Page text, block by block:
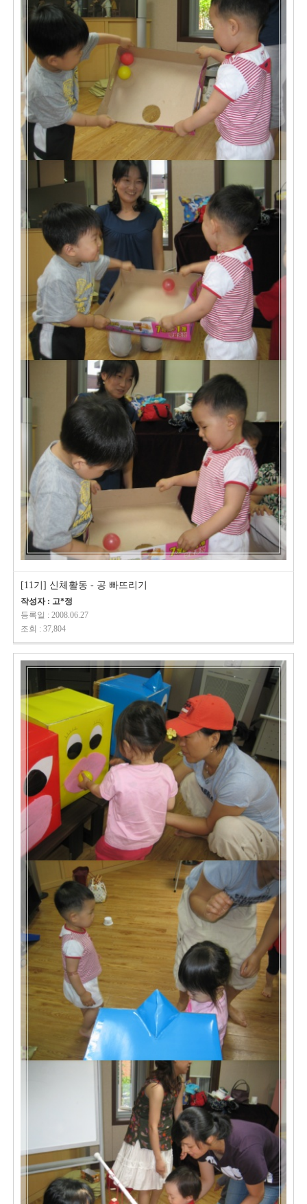
[11기] 신체활동 - 공 빠뜨리기
작성자 : 고*정
등록일 : 2008.06.27
조회 : 37,804